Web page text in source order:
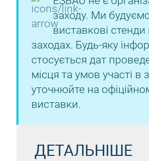
заходу. Ми
виставкові стенди
заходах. Будь-яку
стосується дат
місця та умов участі в
уточнюйте на
виставки.
ДЕТАЛЬНІШЕ